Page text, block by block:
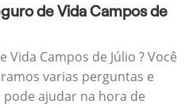
de Vida Campos de
Campos de Júlio ? Você
varias perguntas e
ajudar na hora de